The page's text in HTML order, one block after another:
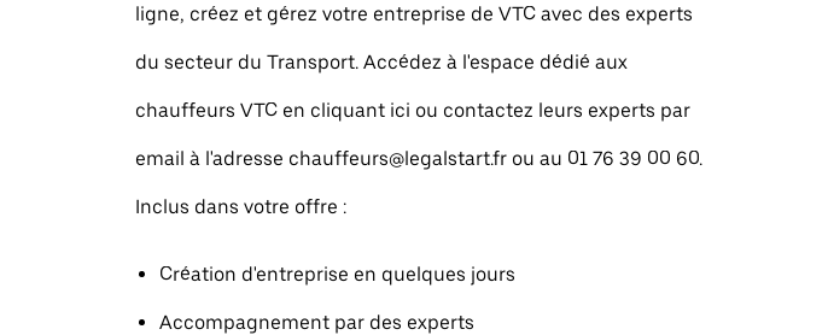
ligne, créez et gérez votre entreprise de VTC avec des experts
du secteur du Transport. Accédez à l'espace dédié aux
chauffeurs VTC en cliquant ici ou contactez leurs experts par
email à l'adresse chauffeurs@legalstart.fr ou au 01 76 39 00 60.
Inclus dans votre offre :
Création d'entreprise en quelques jours
Accompagnement par des experts